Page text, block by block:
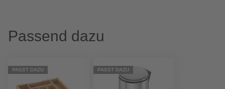
Passend dazu
PASST DAZU PASST DAZU